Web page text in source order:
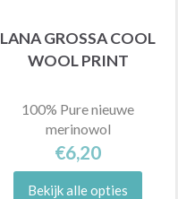
LANA GROSSA COOL
WOOL PRINT
100% Pure nieuwe
merinowol
€6,20
Bekijk alle opties